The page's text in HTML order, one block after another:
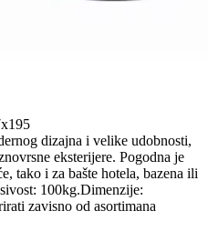
dizajna i velike udobnosti,
eksterijere. Pogodna je
tako i za bašte hotela, bazena ili
100kg.Dimenzije:
zavisno od asortimana